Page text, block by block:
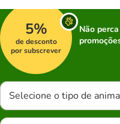
5%
de desconto
por subscrever
Não
Selecione o tipo de